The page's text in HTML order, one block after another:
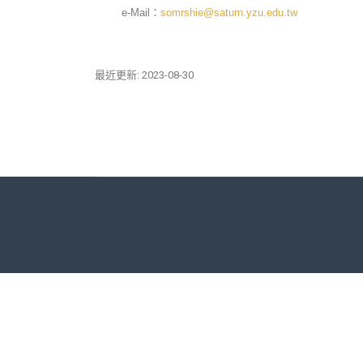
e-Mail： somrshie@saturn.yzu.edu.tw
最近更新: 2023-08-30